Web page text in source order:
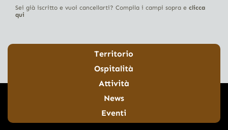
Sei già iscritto e vuoi cancellarti? Compila i campi sopra e clicca
qui
Territorio
Ospitalità
Attività
News
Eventi